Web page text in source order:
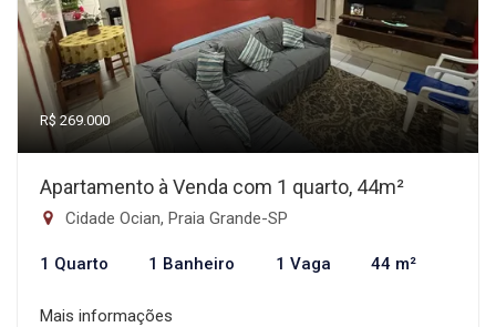
R$ 269.000
Apartamento à Venda com 1 quarto, 44m²
Cidade Ocian, Praia Grande-SP
1 Quarto 1 Banheiro 1 Vaga 44 m²
Mais informações